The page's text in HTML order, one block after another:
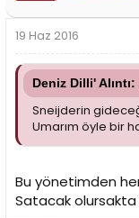
19 Haz 2016
Deniz Dilli' Alıntı:
Sneijderin
Umarım öyle bir
Bu yönetimden
Satacak